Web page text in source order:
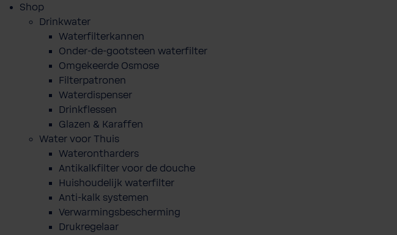
Shop
Drinkwater
Waterfilterkannen
Onder-de-gootsteen waterfilter
Omgekeerde Osmose
Filterpatronen
Waterdispenser
Drinkflessen
Glazen & Karaffen
Water voor Thuis
Waterontharders
Antikalkfilter voor de douche
Huishoudelijk waterfilter
Anti-kalk systemen
Verwarmingsbescherming
Drukregelaar